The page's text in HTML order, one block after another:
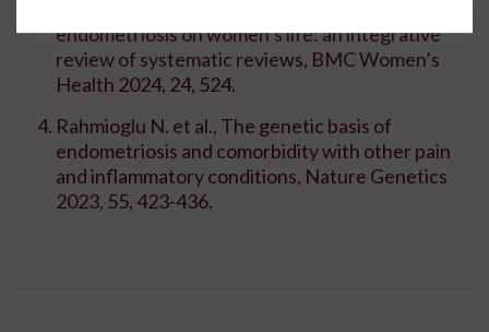
endometriosis on women’s life: an integrative
review of systematic reviews, BMC Women’s
Health 2024, 24, 524.
Rahmioglu N. et al., The genetic basis of
endometriosis and comorbidity with other pain
and inflammatory conditions, Nature Genetics
2023, 55, 423-436.